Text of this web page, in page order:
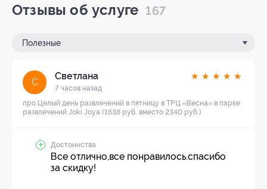
Отзывы об услуге 167
Полезные
С
Светлана
7 часов назад
★ ★ ★ ★ ★
про Целый день развлечений в пятницу в ТРЦ «Весна» в парке
развлечений Joki Joya (1638 руб. вместо 2340 руб.)
Достоинства
Все отлично,все понравилось.спасибо
за скидку!